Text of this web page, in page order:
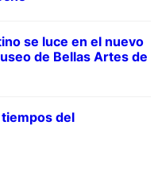
se luce en el nuevo
de Bellas Artes de
del